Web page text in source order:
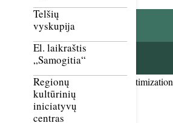
Telšių
vyskupija
El. laikraštis
„Samogitia“
Regionų
kultūrinių
iniciatyvų
centras
Smush Image Compression and Optimization